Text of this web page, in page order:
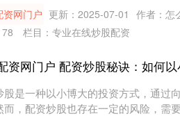
资网门户 更新：2025-07-01
作者：怎
78 栏目： 专业在线炒股配资
资网门户 配资炒股秘诀：如何
股是一种以小博大的投资方式，通过
而，配资炒股也存在一定的风险，需